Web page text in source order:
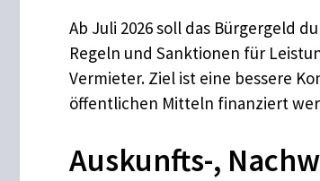
Ab Juli 2026 soll das Bürgergeld
Regeln und Sanktionen für
Vermieter. Ziel ist eine bessere
öffentlichen Mitteln finanziert
Auskunfts-,